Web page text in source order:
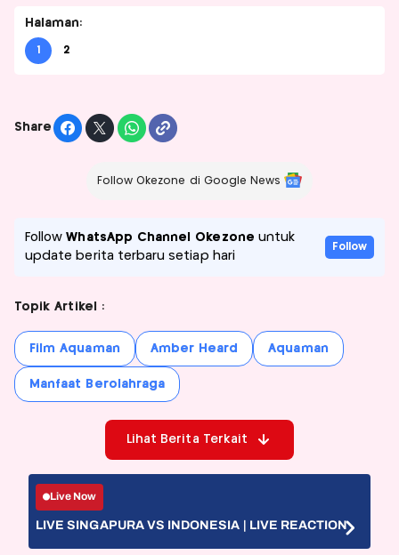
Halaman:
1 2
Share
Follow Okezone di Google News
FollowWhatsApp Channel Okezone untuk
update berita terbaru setiap hari
Follow
Topik Artikel :
Film Aquaman Amber Heard Aquaman
Manfaat Berolahraga
Lihat Berita Terkait
Live Now
LIVE SINGAPURA VS INDONESIA | LIVE REACTION